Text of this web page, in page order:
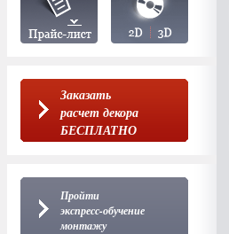
Заказать
расчет декора
БЕСПЛАТНО
Пройти
экспресс-обучение
монтажу